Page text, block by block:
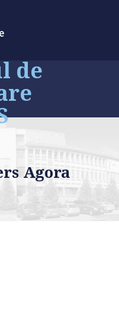
de
Agora